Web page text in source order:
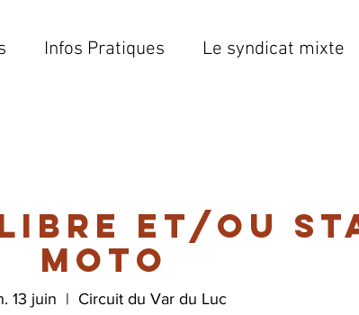
Infos Pratiques Le syndicat mixte
et/ou
moto
13 juin
  |
Circuit du Var du Luc